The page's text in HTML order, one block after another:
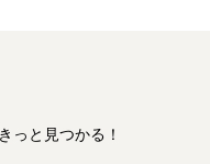
っと見つかる！